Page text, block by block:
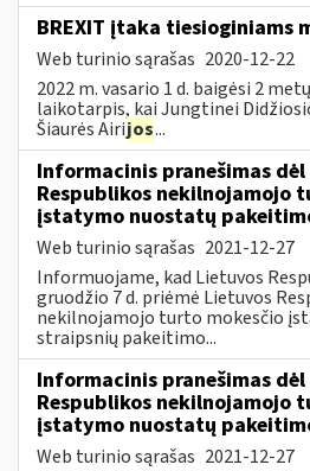
BREXIT įtaka tiesioginiams
Web turinio sąrašas 2020-12-22
2022 m. vasario 1 d. baigėsi 2
laikotarpis, kai Jungtinei
Šiaurės Airijos...
Informacinis pranešimas
Respublikos nekilnojamojo
įstatymo nuostatų
Web turinio sąrašas 2021-12-27
Informuojame, kad Lietuvos
gruodžio 7 d. priėmė Lietuvos
nekilnojamojo turto mokesčio
straipsnių pakeitimo...
Informacinis pranešimas
Respublikos nekilnojamojo
įstatymo nuostatų
Web turinio sąrašas 2021-12-27